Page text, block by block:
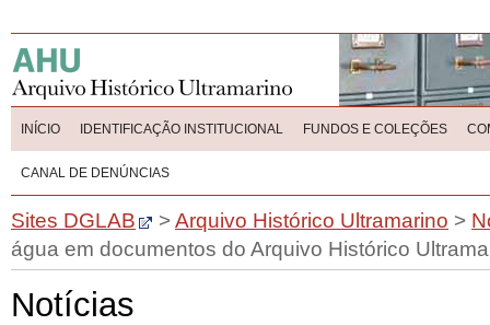
INÍCIO IDENTIFICAÇÃO INSTITUCIONAL FUNDOS E COLEÇÕES
CANAL DE DENÚNCIAS
Sites DGLAB >Arquivo Histórico Ultramarino >
água em documentos do Arquivo Histórico
Notícias